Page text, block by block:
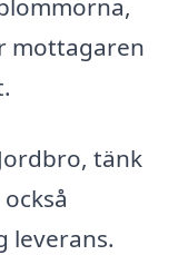
mottagaren
tänk
leverans.